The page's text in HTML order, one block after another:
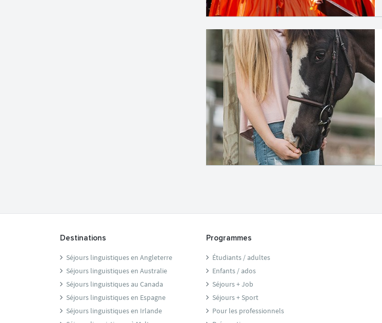
Destinations
Séjours linguistiques en Angleterre
Séjours linguistiques en Australie
Séjours linguistiques au Canada
Séjours linguistiques en Espagne
Séjours linguistiques en Irlande
Programmes
Étudiants / adultes
Enfants / ados
Séjours + Job
Séjours + Sport
Pour les professionnels